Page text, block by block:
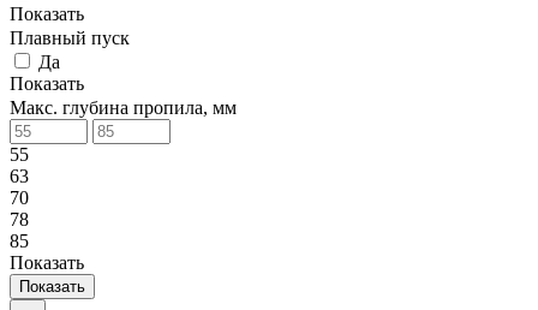
Показать
Плавный пуск
Да
Показать
Макс. глубина пропила, мм
55
63
70
78
85
Показать
Показать